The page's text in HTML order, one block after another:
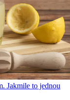
Jakmile to jednou